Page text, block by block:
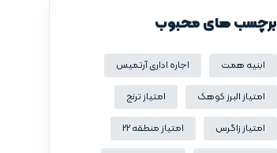
برچسب های محبوب
ابنیه همت اجاره اداری آرتمیس
امتیاز البرز کوهک امتیاز ترنج
امتیاز زاگرس امتیاز منطقه 22